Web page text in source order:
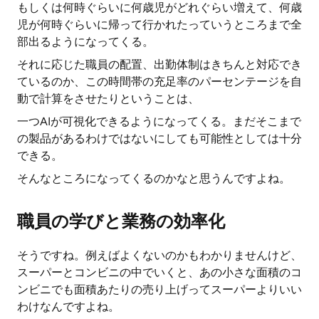
もしくは何時ぐらいに何歳児がどれぐらい増えて、何歳
児が何時ぐらいに帰って行かれたっていうところまで全
部出るようになってくる。
それに応じた職員の配置、出勤体制はきちんと対応でき
ているのか、この時間帯の充足率のパーセンテージを自
動で計算をさせたりということは、
一つAIが可視化できるようになってくる。まだそこまで
の製品があるわけではないにしても可能性としては十分
できる。
そんなところになってくるのかなと思うんですよね。
職員の学びと業務の効率化
そうですね。例えばよくないのかもわかりませんけど、
スーパーとコンビニの中でいくと、あの小さな面積のコ
ンビニでも面積あたりの売り上げってスーパーよりいい
わけなんですよね。